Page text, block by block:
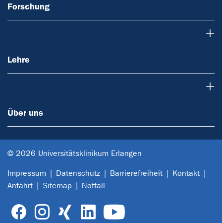
Forschung
Lehre
Über uns
© 2026 Universitätsklinikum Erlangen
Impressum Datenschutz Barrierefreiheit
Kontakt
Anfahrt
Sitemap Notfall